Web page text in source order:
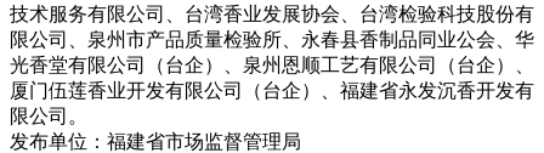
技术服务有限公司、台湾香业发展协会、台湾检验科技股份有
限公司、泉州市产品质量检验所、永春县香制品同业公会、华
光香堂有限公司（台企）、泉州恩顺工艺有限公司（台企）、
厦门伍莲香业开发有限公司（台企）、福建省永发沉香开发有
限公司。
发布单位： 福建省市场监督管理局